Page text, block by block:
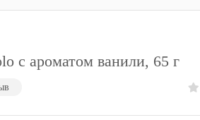
с ароматом ванили, 65 г